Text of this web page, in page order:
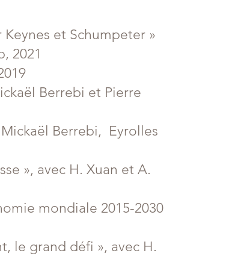
et Schumpeter »
2021
Berrebi et Pierre
Berrebi, Eyrolles
», avec H. Xuan et A.
mondiale 2015-2030
le grand défi », avec H.